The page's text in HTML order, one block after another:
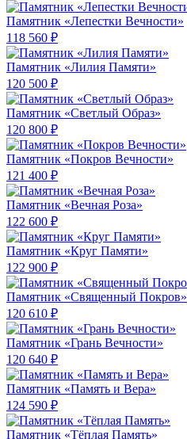
Памятник «Лепестки Вечности»
118 560 ₽
Памятник «Лилия Памяти»
120 500 ₽
Памятник «Светлый Образ»
120 800 ₽
Памятник «Покров Вечности»
121 400 ₽
Памятник «Вечная Роза»
122 600 ₽
Памятник «Круг Памяти»
122 900 ₽
Памятник «Священный Покров»
120 610 ₽
Памятник «Грань Вечности»
120 640 ₽
Памятник «Память и Вера»
124 590 ₽
Памятник «Тёплая Память»